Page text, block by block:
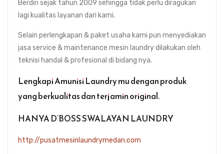
Berdiri sejak tahun 2009 sehingga tidak perlu diragukan
lagi kualitas layanan dari kami.
Selain perlengkapan & paket usaha kami pun menyediakan
jasa service & maintenance mesin laundry dilakukan oleh
teknisi handal & profesional di bidang nya.
Lengkapi Amunisi Laundry mu dengan produk
yang berkualitas dan terjamin original.
HANYA D’BOSS SWALAYAN LAUNDRY
http://pusatmesinlaundrymedan.com